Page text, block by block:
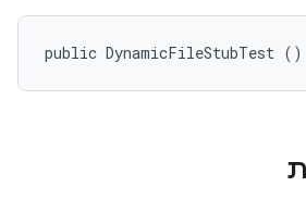
public DynamicFileStubTest ()